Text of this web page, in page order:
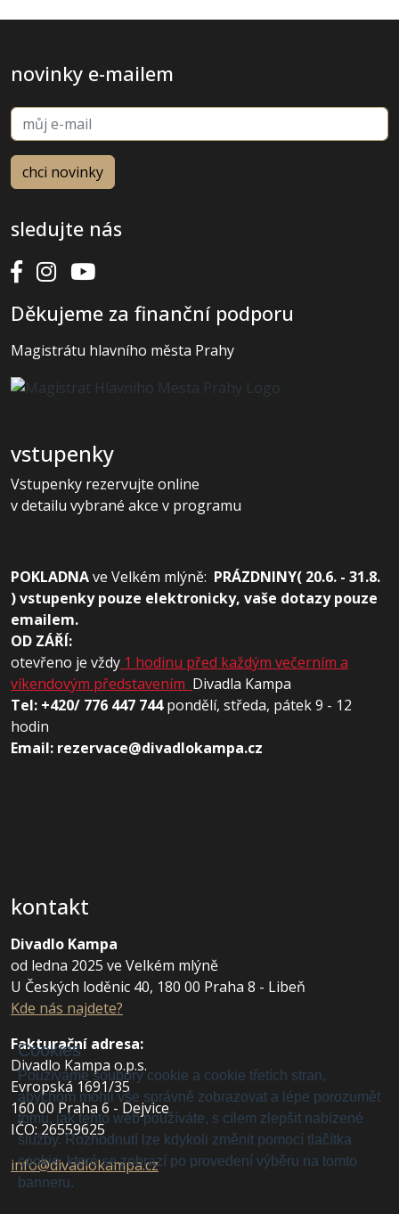
novinky e-mailem
sledujte nás
Děkujeme za finanční podporu
Magistrátu hlavního města Prahy
vstupenky
Vstupenky rezervujte online
v detailu vybrané akce v programu
POKLADNAve Velkém mlýně: PRÁZDNINY( 20.6. - 31.8.
) vstupenky pouze elektronicky, vaše dotazy pouze
emailem.
OD ZÁŘÍ:
otevřeno je vždy 1 hodinu před každým večerním a
víkendovým představením Divadla Kampa
Tel: +420/ 776 447 744pondělí, středa, pátek 9 - 12
hodin
Email: rezervace@divadlokampa.cz
kontakt
Divadlo Kampa
od ledna 2025 ve Velkém mlýně
U Českých loděnic 40, 180 00 Praha 8 - Libeň
Kde nás najdete?
Fakturační adresa:
Divadlo Kampa o.p.s.
Evropská 1691/35
160 00 Praha 6 - Dejvice
IČO: 26559625
info@divadlokampa.cz
Cookies
Používáme soubory cookie a cookie třetích stran,
abychom mohli vše správně zobrazovat a lépe porozumět
tomu, jak tento web používáte, s cílem zlepšit nabízené
služby. Rozhodnutí lze kdykoli změnit pomocí tlačítka
cookie, které se zobrazí po provedení výběru na tomto
banneru.